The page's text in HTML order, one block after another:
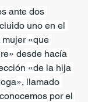
ante dos
uno en el
mujer «que
desde hacía
«de la hija
llamado
por el